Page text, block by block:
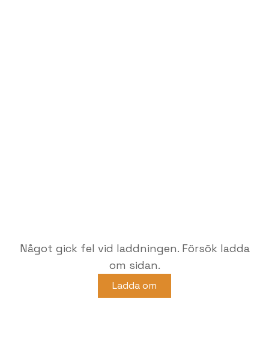
Något gick fel vid laddningen. Försök ladda
om sidan.
Ladda om